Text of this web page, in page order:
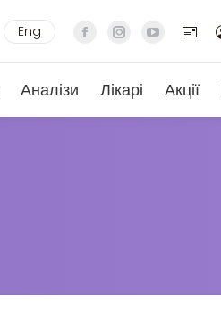
Eng
Аналізи Лікарі Акції